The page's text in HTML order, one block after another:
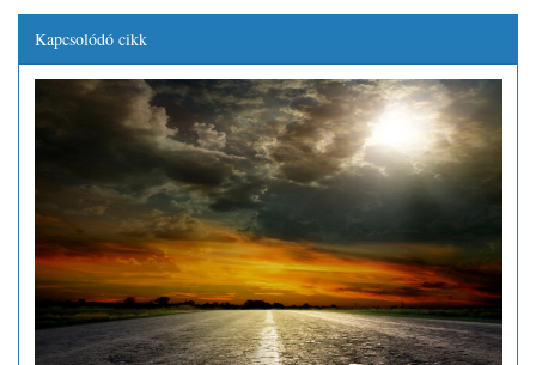
Kapcsolódó cikk